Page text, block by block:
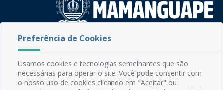
Rua do Imperador, 78, Centro
CEP: 58.280-000 - Mamanguape/PB
Fone: (83) 3292-2246
Email: comunicacao@mamanguape.pb.gov.br
Expediente: Segunda à Sexta, das 08h às 13h
Preferência de Cookies
Usamos cookies e tecnologias semelhantes que são
necessárias para operar o site. Você pode consentir com
o nosso uso de cookies clicando em "Aceitar" ou